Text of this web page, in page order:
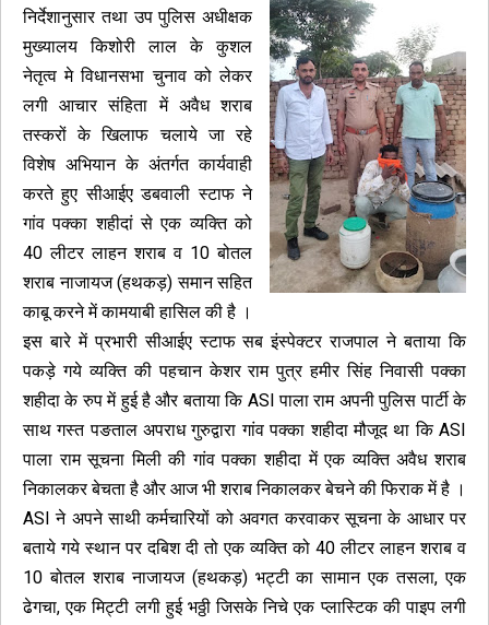
निर्देशानुसार तथा उप पुलिस अधीक्षक
मुख्यालय किशोरी लाल के कुशल
नेतृत्व मे विधानसभा चुनाव को लेकर
लगी आचार संहिता में अवैध शराब
तस्करों के खिलाफ चलाये जा रहे
विशेष अभियान के अंतर्गत कार्यवाही
करते हुए सीआईए डबवाली स्टाफ ने
गांव पक्का शहीदां से एक व्यक्ति को
40 लीटर लाहन शराब व 10 बोतल
शराब नाजायज (हथकड़) समान सहित
काबू करने में कामयाबी हासिल की है ।
इस बारे में प्रभारी सीआईए स्टाफ सब इंस्पेक्टर राजपाल ने बताया कि
पकड़े गये व्यक्ति की पहचान केशर राम पुत्र हमीर सिंह निवासी पक्का
शहीदा के रुप में हुई है और बताया कि ASI पाला राम अपनी पुलिस पार्टी के
साथ गस्त पङताल अपराध गुरुद्वारा गांव पक्का शहीदा मौजूद था कि ASI
पाला राम सूचना मिली की गांव पक्का शहीदा में एक व्यक्ति अवैध शराब
निकालकर बेचता है और आज भी शराब निकालकर बेचने की फिराक में है ।
ASI ने अपने साथी कर्मचारियों को अवगत करवाकर सूचना के आधार पर
बताये गये स्थान पर दबिश दी तो एक व्यक्ति को 40 लीटर लाहन शराब व
10 बोतल शराब नाजायज (हथकड़) भट्टी का सामान एक तसला, एक
ढेगचा, एक मिट्टी लगी हुई भठ्ठी जिसके निचे एक प्लास्टिक की पाइप लगी